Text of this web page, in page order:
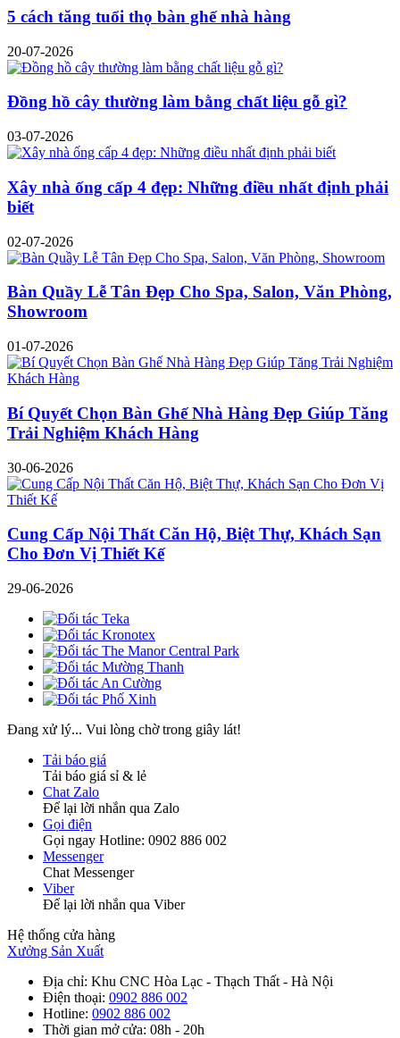
5 cách tăng tuổi thọ bàn ghế nhà hàng
20-07-2026
Đồng hồ cây thường làm bằng chất liệu gỗ gì?
03-07-2026
Xây nhà ống cấp 4 đẹp: Những điều nhất định phải
biết
02-07-2026
Bàn Quầy Lễ Tân Đẹp Cho Spa, Salon, Văn Phòng,
Showroom
01-07-2026
Bí Quyết Chọn Bàn Ghế Nhà Hàng Đẹp Giúp Tăng
Trải Nghiệm Khách Hàng
30-06-2026
Cung Cấp Nội Thất Căn Hộ, Biệt Thự, Khách Sạn
Cho Đơn Vị Thiết Kế
29-06-2026
Đang xử lý... Vui lòng chờ trong giây lát!
Tải báo giá
Tải báo giá sỉ & lẻ
Chat Zalo
Để lại lời nhắn qua Zalo
Gọi điện
Gọi ngay Hotline: 0902 886 002
Messenger
Chat Messenger
Viber
Để lại lời nhắn qua Viber
Hệ thống cửa hàng
Xưởng Sản Xuất
Địa chỉ: Khu CNC Hòa Lạc - Thạch Thất - Hà Nội
Điện thoại: 0902 886 002
Hotline: 0902 886 002
Thời gian mở cửa: 08h - 20h